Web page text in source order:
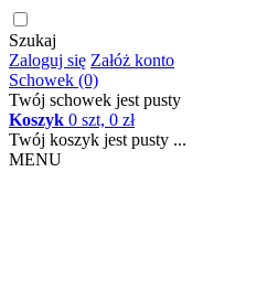
Szukaj
Zaloguj się Załóż konto
Schowek (0)
Twój schowek jest pusty
Koszyk 0 szt, 0 zł
Twój koszyk jest pusty ...
MENU